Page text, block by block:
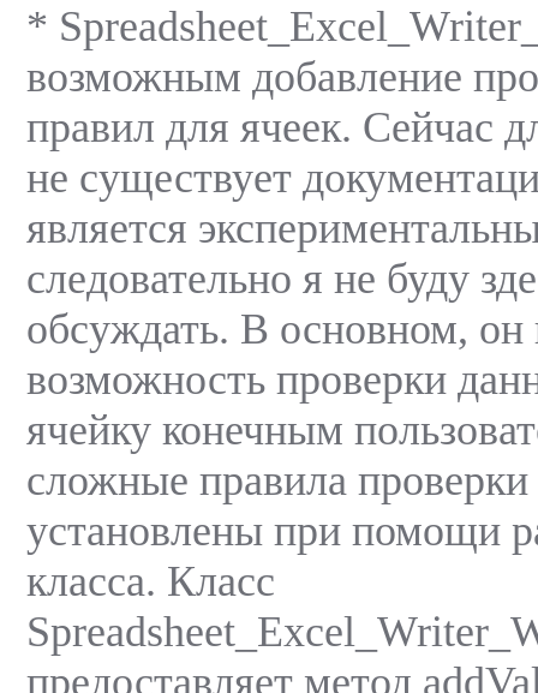
*
возможным добавление
правил для ячеек. Сейчас
не существует
является
следовательно я не буду
обсуждать. В основном, он
возможность проверки
ячейку конечным
сложные правила
установлены при помощи
класса. Класс
предоставляет метод